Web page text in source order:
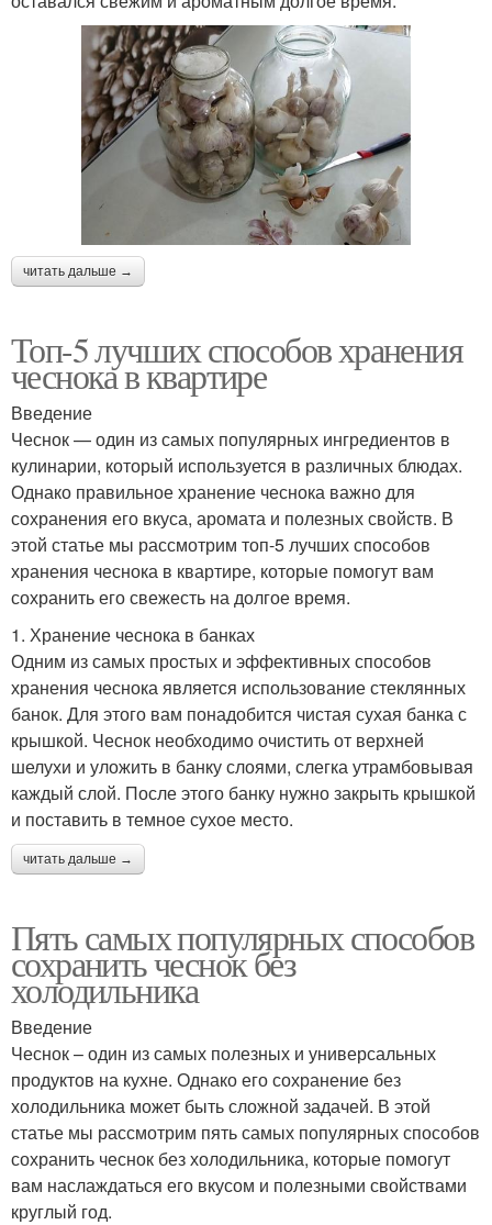
читать дальше →
Топ-5 лучших способов хранения
чеснока в квартире
Введение
Чеснок — один из самых популярных ингредиентов в
кулинарии, который используется в различных блюдах.
Однако правильное хранение чеснока важно для
сохранения его вкуса, аромата и полезных свойств. В
этой статье мы рассмотрим топ-5 лучших способов
хранения чеснока в квартире, которые помогут вам
сохранить его свежесть на долгое время.
1. Хранение чеснока в банках
Одним из самых простых и эффективных способов
хранения чеснока является использование стеклянных
банок. Для этого вам понадобится чистая сухая банка с
крышкой. Чеснок необходимо очистить от верхней
шелухи и уложить в банку слоями, слегка утрамбовывая
каждый слой. После этого банку нужно закрыть крышкой
и поставить в темное сухое место.
читать дальше →
Пять самых популярных способов
сохранить чеснок без
холодильника
Введение
Чеснок – один из самых полезных и универсальных
продуктов на кухне. Однако его сохранение без
холодильника может быть сложной задачей. В этой
статье мы рассмотрим пять самых популярных способов
сохранить чеснок без холодильника, которые помогут
вам наслаждаться его вкусом и полезными свойствами
круглый год.